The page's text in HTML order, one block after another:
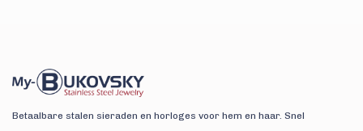
Betaalbare stalen sieraden en horloges voor hem en haar. Snel